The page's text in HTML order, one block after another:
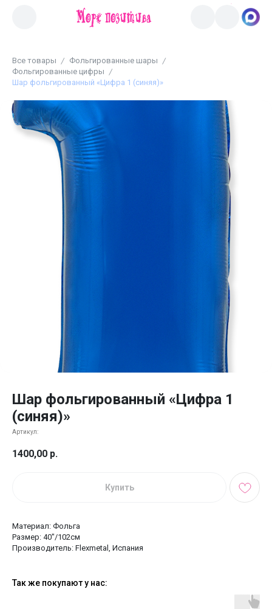
Все товары
Фольгированные шары
Фольгированные цифры
Шар фольгированный «Цифра 1 (синяя)»
Шар фольгированный «Цифра 1
(синяя)»
Артикул:
1400,00 р.
Купить
Материал: Фольга
Размер: 40"/102см
Производитель: Flexmetal, Испания
Так же покупают у нас: